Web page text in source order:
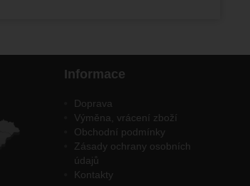
Informace
Doprava
Výměna, vrácení zboží
Obchodní podmínky
Zásady ochrany osobních
údajů
Kontakty